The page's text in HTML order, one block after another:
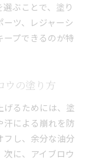
ぶことで、塗り
ツ、レジャーシ
ープできるのが特
ウの塗り方
げるためには、塗
汗による崩れを防
フし、余分な油分
に、アイブロウ